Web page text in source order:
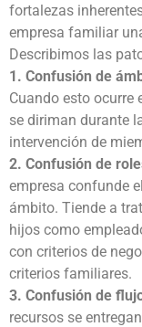
fortalezas
empresa familiar
Describimos las
1. Confusión de
Cuando esto ocurre
se diriman durante
intervención de
2. Confusión de
empresa confunde
ámbito. Tiende a
hijos como
con criterios de
criterios familiares.
3. Confusión de
recursos se